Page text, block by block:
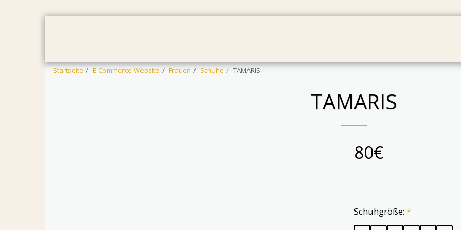
Startseite E-Commerce-Website Frauen Schuhe TAMARIS
TAMARIS
80€
Schuhgröße: *